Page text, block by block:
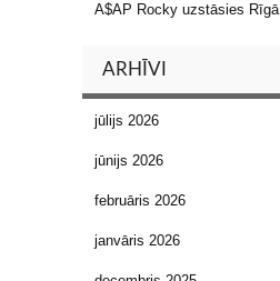
A$AP Rocky uzstāsies Rīgā
ARHĪVI
jūlijs 2026
jūnijs 2026
februāris 2026
janvāris 2026